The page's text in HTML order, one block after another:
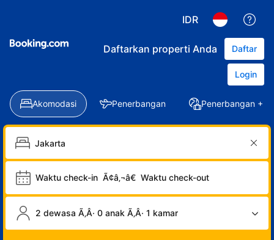
IDR
Daftarkan properti Anda Daftar
Login
Akomodasi Penerbangan Penerbangan +
Waktu check-in Ã¢â‚¬â€ Waktu check-out
2 dewasa Ã‚Â· 0 anak Ã‚Â· 1 kamar